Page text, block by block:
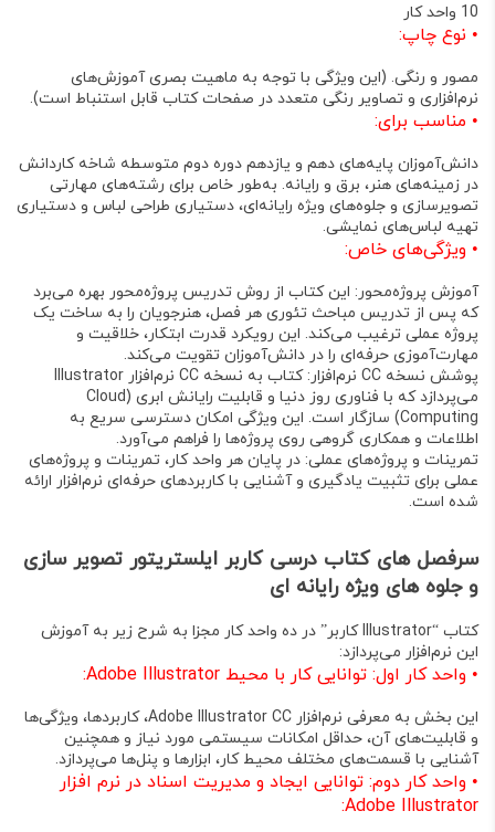
10 واحد کار
• نوع چاپ:
مصور و رنگی. (این ویژگی با توجه به ماهیت بصری آموزش‌های
نرم‌افزاری و تصاویر رنگی متعدد در صفحات کتاب قابل استنباط است).
• مناسب برای:
دانش‌آموزان پایه‌های دهم و یازدهم دوره دوم متوسطه شاخه کاردانش
در زمینه‌های هنر، برق و رایانه. به‌طور خاص برای رشته‌های مهارتی
تصویرسازی و جلوه‌های ویژه رایانه‌ای، دستیاری طراحی لباس و دستیاری
تهیه لباس‌های نمایشی.
• ویژگی‌های خاص:
آموزش پروژه‌محور: این کتاب از روش تدریس پروژه‌محور بهره می‌برد
که پس از تدریس مباحث تئوری هر فصل، هنرجویان را به ساخت یک
پروژه عملی ترغیب می‌کند. این رویکرد قدرت ابتکار، خلاقیت و
مهارت‌آموزی حرفه‌ای را در دانش‌آموزان تقویت می‌کند.
پوشش نسخه CC نرم‌افزار:
کتاب به نسخه CC نرم‌افزار Illustrator
می‌پردازد که با فناوری روز دنیا و قابلیت رایانش ابری (Cloud
Computing) سازگار است. این ویژگی امکان دسترسی سریع به
اطلاعات و همکاری گروهی روی پروژه‌ها را فراهم می‌آورد.
تمرینات و پروژه‌های عملی: در پایان هر واحد کار، تمرینات و پروژه‌های
عملی برای تثبیت یادگیری و آشنایی با کاربردهای حرفه‌ای نرم‌افزار ارائه
شده است.
سرفصل های کتاب درسی کاربر ایلستریتور تصویر سازی
و جلوه های ویژه رایانه ای
کتاب “Illustrator کاربر” در ده واحد کار مجزا به شرح زیر به آموزش
این نرم‌افزار می‌پردازد:
• واحد کار اول: توانایی کار با محیط Adobe Illustrator:
این بخش به معرفی نرم‌افزار Adobe Illustrator CC، کاربردها، ویژگی‌ها
و قابلیت‌های آن، حداقل امکانات سیستمی مورد نیاز و همچنین
آشنایی با قسمت‌های مختلف محیط کار، ابزارها و پنل‌ها می‌پردازد.
• واحد کار دوم: توانایی ایجاد و مدیریت اسناد در نرم افزار
Adobe Illustrator: